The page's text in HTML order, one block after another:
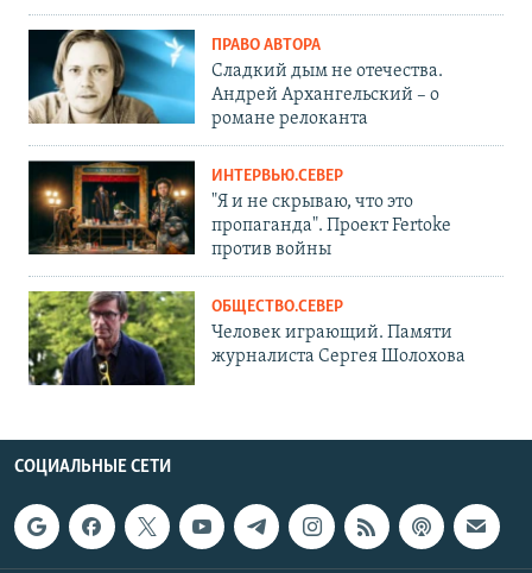
ПРАВО АВТОРА
Сладкий дым не отечества.
Андрей Архангельский – о
романе релоканта
ИНТЕРВЬЮ.СЕВЕР
"Я и не скрываю, что это
пропаганда". Проект Fertoke
против войны
ОБЩЕСТВО.СЕВЕР
Человек играющий. Памяти
журналиста Сергея Шолохова
СОЦИАЛЬНЫЕ СЕТИ